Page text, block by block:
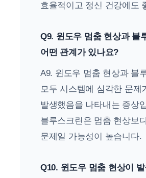
효율적이고 정신 건강에도
Q9. 윈도우 멈춤 현상과 블
어떤 관계가 있나요?
A9. 윈도우 멈춤 현상과 블
모두 시스템에 심각한 문제
발생했음을 나타내는 증상
블루스크린은 멈춤 현상보
문제일 가능성이 높습니다.
Q10. 윈도우 멈춤 현상이